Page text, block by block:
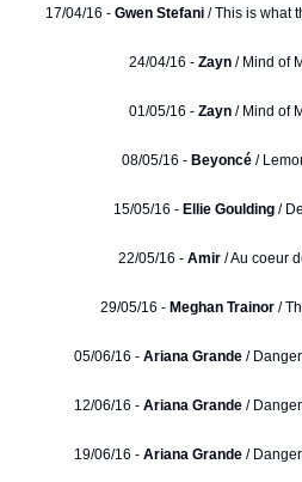
17/04/16 - Gwen Stefani / This is what
24/04/16 - Zayn / Mind of
01/05/16 - Zayn / Mind of
08/05/16 - Beyoncé /
15/05/16 - Ellie Goulding /
22/05/16 - Amir / Au coeur
29/05/16 - Meghan Trainor/
05/06/16 - Ariana Grande /
12/06/16 - Ariana Grande /
19/06/16 - Ariana Grande /